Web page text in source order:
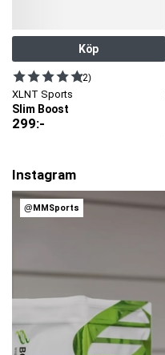
Köp
(2)
XLNT Sports
Slim Boost
299:-
Instagram
@MMSports